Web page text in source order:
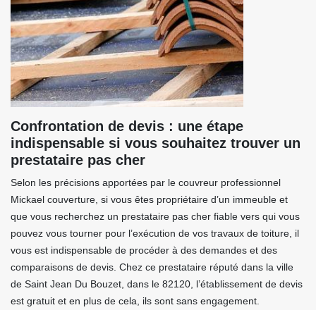
Confrontation de devis : une étape
indispensable si vous souhaitez trouver un
prestataire pas cher
Selon les précisions apportées par le couvreur professionnel
Mickael couverture, si vous êtes propriétaire d’un immeuble et
que vous recherchez un prestataire pas cher fiable vers qui vous
pouvez vous tourner pour l’exécution de vos travaux de toiture, il
vous est indispensable de procéder à des demandes et des
comparaisons de devis. Chez ce prestataire réputé dans la ville
de Saint Jean Du Bouzet, dans le 82120, l’établissement de devis
est gratuit et en plus de cela, ils sont sans engagement.